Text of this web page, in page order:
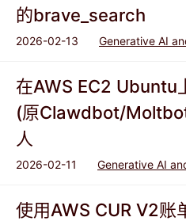
的brave_search
2026-02-13 Generative AI
在AWS EC2 Ubuntu
(原Clawdbot/
人
2026-02-11 Generative AI
使用AWS CUR V2账